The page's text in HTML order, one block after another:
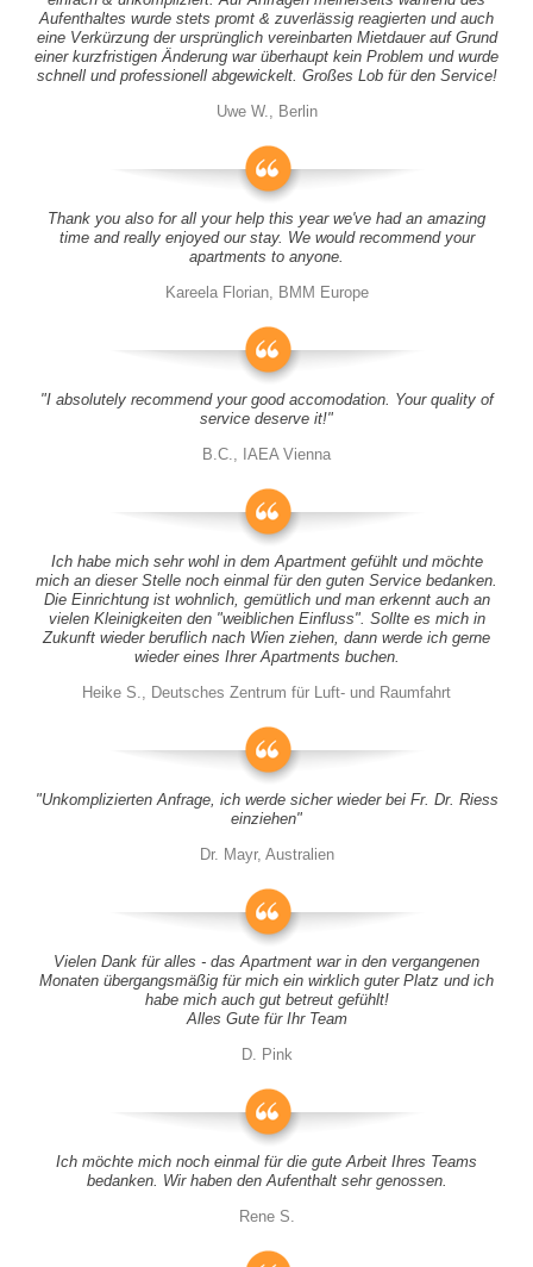
Aufenthaltes wurde stets promt & zuverlässig reagierten und auch
eine Verkürzung der ursprünglich vereinbarten Mietdauer auf Grund
einer kurzfristigen Änderung war überhaupt kein Problem und wurde
schnell und professionell abgewickelt. Großes Lob für den Service!
Uwe W., Berlin
Thank you also for all your help this year we've had an amazing
time and really enjoyed our stay. We would recommend your
apartments to anyone.
Kareela Florian, BMM Europe
"I absolutely recommend your good accomodation. Your quality of
service deserve it!"
B.C., IAEA Vienna
Ich habe mich sehr wohl in dem Apartment gefühlt und möchte
mich an dieser Stelle noch einmal für den guten Service bedanken.
Die Einrichtung ist wohnlich, gemütlich und man erkennt auch an
vielen Kleinigkeiten den "weiblichen Einfluss". Sollte es mich in
Zukunft wieder beruflich nach Wien ziehen, dann werde ich gerne
wieder eines Ihrer Apartments buchen.
Heike S., Deutsches Zentrum für Luft- und Raumfahrt
"Unkomplizierten Anfrage, ich werde sicher wieder bei Fr. Dr. Riess
einziehen"
Dr. Mayr, Australien
Vielen Dank für alles - das Apartment war in den vergangenen
Monaten übergangsmäßig für mich ein wirklich guter Platz und ich
habe mich auch gut betreut gefühlt!
Alles Gute für Ihr Team
D. Pink
Ich möchte mich noch einmal für die gute Arbeit Ihres Teams
bedanken. Wir haben den Aufenthalt sehr genossen.
Rene S.